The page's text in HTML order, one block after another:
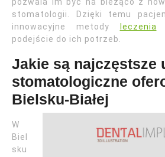
stomatologii. Dzięki temu
innowacyjne metody
leczenia
podejście do ich potrzeb.
Jakie są najczęstsze
stomatologiczne
Bielsku-Białej
W
Biel
sku